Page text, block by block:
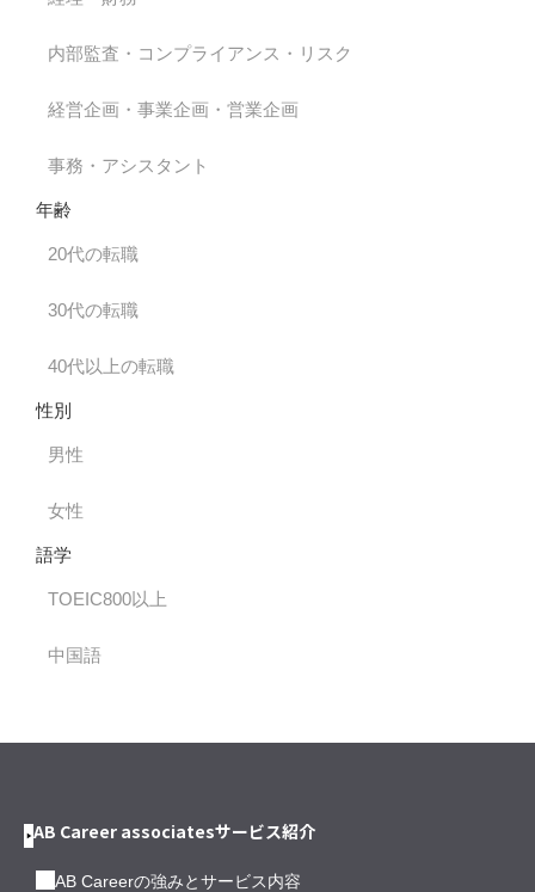
内部監査・コンプライアンス・リスク
経営企画・事業企画・営業企画
事務・アシスタント
年齢
20代の転職
30代の転職
40代以上の転職
性別
男性
女性
語学
TOEIC800以上
中国語
AB Career associatesサービス紹介
AB Careerの強みとサービス内容